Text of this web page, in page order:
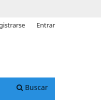
Buscar
Entrar